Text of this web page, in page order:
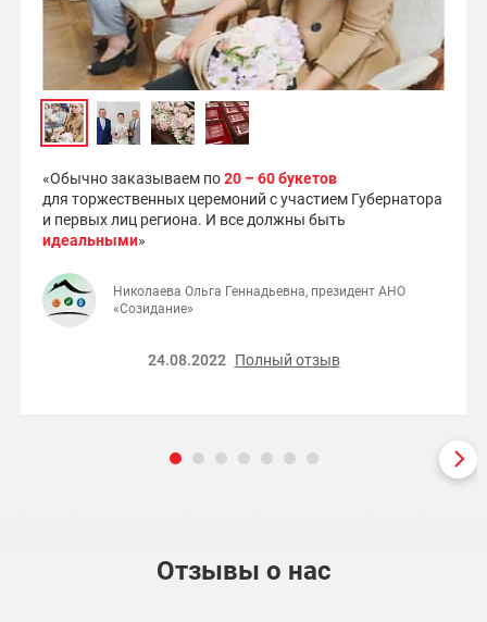
«Обычно заказываем по20 – 60 букетов
для торжественных церемоний с участием Губернатора
и первых лиц региона. И все должны быть
идеальными»
Николаева Ольга Геннадьевна, президент АНО
«Созидание»
24.08.2022 Полный отзыв
Отзывы о нас